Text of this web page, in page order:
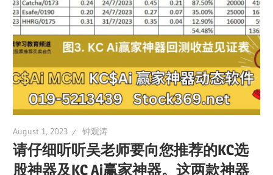
August 1, 2023 钟观涛
请仔细听听吴老师要向您推荐的KC选
股神器及KC Ai赢家神器。这两款神器